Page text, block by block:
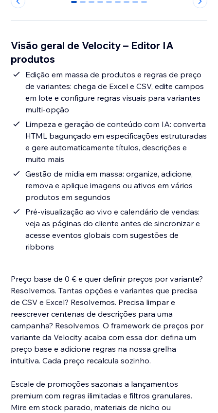
0 1 2 3 4 5 6 7 8
Visão geral de Velocity – Editor IA
produtos
Edição em massa de produtos e regras de preço
de variantes: chega de Excel e CSV, edite campos
em lote e configure regras visuais para variantes
multi-opção
Limpeza e geração de conteúdo com IA: converta
HTML bagunçado em especificações estruturadas
e gere automaticamente títulos, descrições e
muito mais
Gestão de mídia em massa: organize, adicione,
remova e aplique imagens ou ativos em vários
produtos em segundos
Pré-visualização ao vivo e calendário de vendas:
veja as páginas do cliente antes de sincronizar e
acesse eventos globais com sugestões de
ribbons
Preço base de 0 € e quer definir preços por variante?
Resolvemos. Tantas opções e variantes que precisa
de CSV e Excel? Resolvemos. Precisa limpar e
reescrever centenas de descrições para uma
campanha? Resolvemos. O framework de preços por
variante da Velocity acaba com essa dor: defina um
preço base e adicione regras na nossa grelha
intuitiva. Cada preço recalcula sozinho.
Escale de promoções sazonais a lançamentos
premium com regras ilimitadas e filtros granulares.
Mire em stock parado, materiais de nicho ou